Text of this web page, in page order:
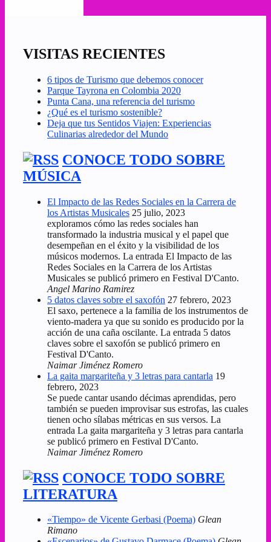
VISITAS RECIENTES
6 tipos de Turismo que debemos conocer
Parque Tayrona en Colombia 2020
Punta Cana, una referencia del turismo
¿Qué es el turismo sostenible?
Deja que tus Sentidos Viajen: Experiencias
Culinarias alrededor del Mundo
CONOCE TODO SOBRE
MÚSICA
El Impacto de las Redes Sociales en la Carrera de
los Artistas Musicales 25 julio, 2023
exploramos cómo las redes sociales han
transformado la industria musical y el papel que
desempeñan en el éxito y la visibilidad de los
músicos modernos. La entrada El Impacto de las
Redes Sociales en la Carrera de los Artistas
Musicales se publicó primero en Festival D'Canto.
Angel Marino Ramirez
5 datos claves sobre el saxofón 27 febrero, 2023
El saxo, pertenece a la familia de los instrumentos de
viento-madera ya que su sonido es producido por la
acción de una caña oscilante. La entrada 5 datos
claves sobre el saxofón se publicó primero en
Festival D'Canto.
Naimar Jiménez Romero
La gaita margariteña y 3 letras para cantarla 19
febrero, 2023
Se puede cantar usando décimas aprendidas, pero
también se pueden improvisar sus estrofas, las cuales
tienen ocho sílabas métricas en sus versos. La
entrada La gaita margariteña y 3 letras para cantarla
se publicó primero en Festival D'Canto.
Naimar Jiménez Romero
CONOCE TODO SOBRE
LITERATURA
«Tiempo» de Vicente Gerbasi (Poema) Glean
Rimano